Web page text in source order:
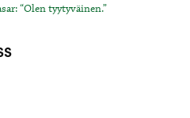
“Olen tyytyväinen.”